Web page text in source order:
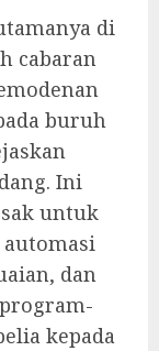
di
cabaran
buruh
Ini
untuk
dan
kepada